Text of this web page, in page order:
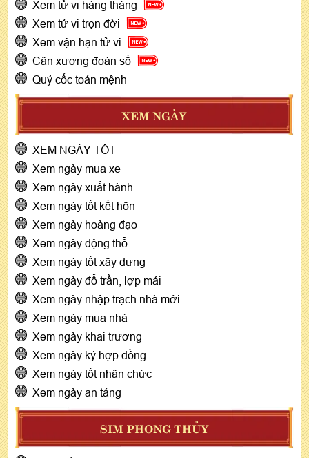
Xem tử vi hàng tháng
Xem tử vi trọn đời
Xem vận hạn tử vi
Cân xương đoán số
Quỷ cốc toán mệnh
XEM NGÀY
XEM NGÀY TỐT
Xem ngày mua xe
Xem ngày xuất hành
Xem ngày tốt kết hôn
Xem ngày hoàng đạo
Xem ngày động thổ
Xem ngày tốt xây dựng
Xem ngày đổ trần, lợp mái
Xem ngày nhập trạch nhà mới
Xem ngày mua nhà
Xem ngày khai trương
Xem ngày ký hợp đồng
Xem ngày tốt nhận chức
Xem ngày an táng
SIM PHONG THỦY